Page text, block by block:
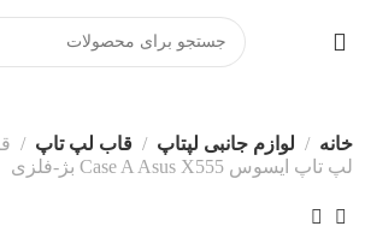
برای ارتباط مستقیم با
در پیامرسان بله
خانه لوازم جانبی لپتاپ قاب لپ تاپ
لپ تاپ ایسوس Case A Asus X555 بژ-فلزی